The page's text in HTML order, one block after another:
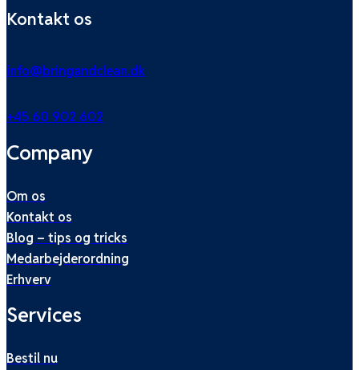
Kontakt os
info@bringandclean.dk
+45 60 902 602
Company
Om os
Kontakt os
Blog – tips og tricks
Medarbejderordning
Erhverv
Services
Bestil nu